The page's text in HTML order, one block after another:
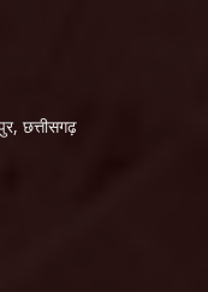
छत्तीसगढ़